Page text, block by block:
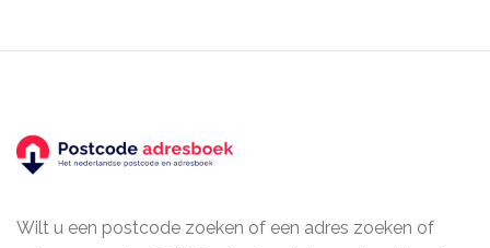
Wilt u een postcode zoeken of een adres zoeken of